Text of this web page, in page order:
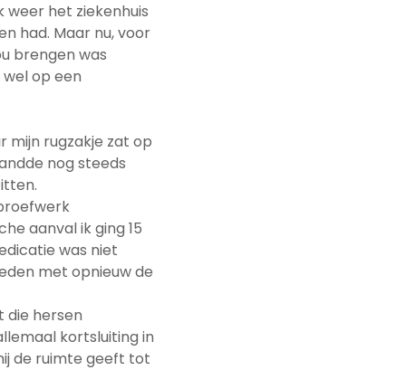
weer het ziekenhuis
had. Maar nu, voor
brengen was
op een
mijn rugzakje zat op
nog steeds
aanval ik ging 15
was niet
met opnieuw de
die hersen
kortsluiting in
de ruimte geeft tot